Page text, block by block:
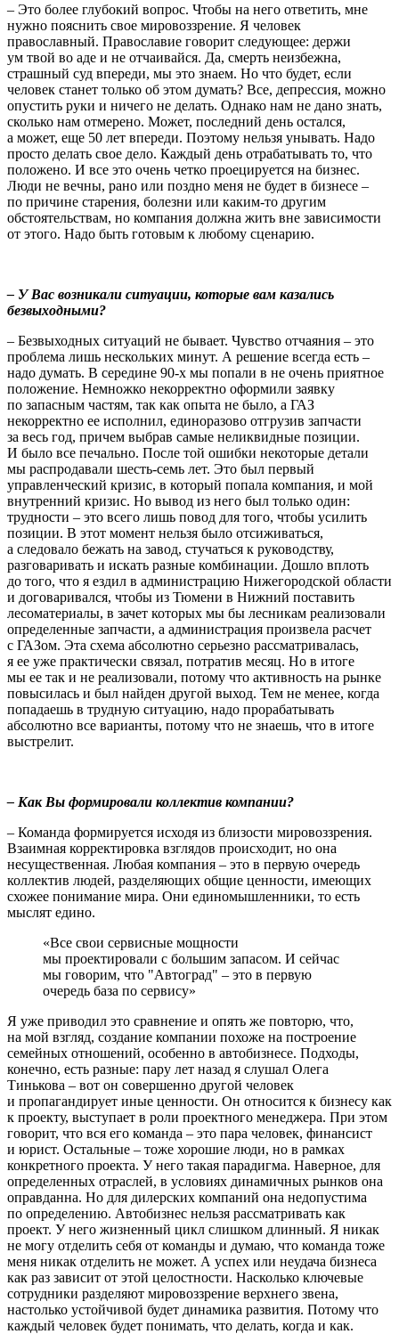
– Это более глубокий вопрос. Чтобы на него ответить, мне
нужно пояснить свое мировоззрение. Я человек
православный. Православие говорит следующее: держи
ум твой во аде и не отчаивайся. Да, смерть неизбежна,
страшный суд впереди, мы это знаем. Но что будет, если
человек станет только об этом думать? Все, депрессия, можно
опустить руки и ничего не делать. Однако нам не дано знать,
сколько нам отмерено. Может, последний день остался,
а может, еще 50 лет впереди. Поэтому нельзя унывать. Надо
просто делать свое дело. Каждый день отрабатывать то, что
положено. И все это очень четко проецируется на бизнес.
Люди не вечны, рано или поздно меня не будет в бизнесе –
по причине старения, болезни или каким-то другим
обстоятельствам, но компания должна жить вне зависимости
от этого. Надо быть готовым к любому сценарию.
– У Вас возникали ситуации, которые вам казались
безвыходными?
– Безвыходных ситуаций не бывает. Чувство отчаяния – это
проблема лишь нескольких минут. А решение всегда есть –
надо думать. В середине 90-х мы попали в не очень приятное
положение. Немножко некорректно оформили заявку
по запасным частям, так как опыта не было, а ГАЗ
некорректно ее исполнил, единоразово отгрузив запчасти
за весь год, причем выбрав самые неликвидные позиции.
И было все печально. После той ошибки некоторые детали
мы распродавали шесть-семь лет. Это был первый
управленческий кризис, в который попала компания, и мой
внутренний кризис. Но вывод из него был только один:
трудности – это всего лишь повод для того, чтобы усилить
позиции. В этот момент нельзя было отсиживаться,
а следовало бежать на завод, стучаться к руководству,
разговаривать и искать разные комбинации. Дошло вплоть
до того, что я ездил в администрацию Нижегородской области
и договаривался, чтобы из Тюмени в Нижний поставить
лесоматериалы, в зачет которых мы бы лесникам реализовали
определенные запчасти, а администрация произвела расчет
с ГАЗом. Эта схема абсолютно серьезно рассматривалась,
я ее уже практически связал, потратив месяц. Но в итоге
мы ее так и не реализовали, потому что активность на рынке
повысилась и был найден другой выход. Тем не менее, когда
попадаешь в трудную ситуацию, надо прорабатывать
абсолютно все варианты, потому что не знаешь, что в итоге
выстрелит.
– Как Вы формировали коллектив компании?
– Команда формируется исходя из близости мировоззрения.
Взаимная корректировка взглядов происходит, но она
несущественная. Любая компания – это в первую очередь
коллектив людей, разделяющих общие ценности, имеющих
схожее понимание мира. Они единомышленники, то есть
мыслят едино.
«Все свои сервисные мощности
мы проектировали с большим запасом. И сейчас
мы говорим, что "Автоград" – это в первую
очередь база по сервису»
Я уже приводил это сравнение и опять же повторю, что,
на мой взгляд, создание компании похоже на построение
семейных отношений, особенно в автобизнесе. Подходы,
конечно, есть разные: пару лет назад я слушал Олега
Тинькова – вот он совершенно другой человек
и пропагандирует иные ценности. Он относится к бизнесу как
к проекту, выступает в роли проектного менеджера. При этом
говорит, что вся его команда – это пара человек, финансист
и юрист. Остальные – тоже хорошие люди, но в рамках
конкретного проекта. У него такая парадигма. Наверное, для
определенных отраслей, в условиях динамичных рынков она
оправданна. Но для дилерских компаний она недопустима
по определению. Автобизнес нельзя рассматривать как
проект. У него жизненный цикл слишком длинный. Я никак
не могу отделить себя от команды и думаю, что команда тоже
меня никак отделить не может. А успех или неудача бизнеса
как раз зависит от этой целостности. Насколько ключевые
сотрудники разделяют мировоззрение верхнего звена,
настолько устойчивой будет динамика развития. Потому что
каждый человек будет понимать, что делать, когда и как.